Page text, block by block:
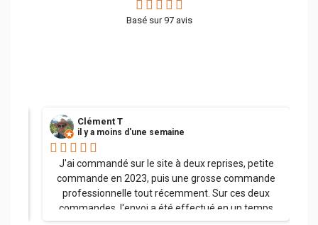
Basé sur 97avis
Clément T
il y a moins d'une semaine
J'ai commandé sur le site à deux reprises, petite
commande en 2023, puis une grosse commande
professionnelle tout récemment. Sur ces deux
commandes, l'envoi a été effectué en un temps